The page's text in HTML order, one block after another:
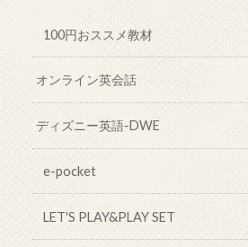
100円おススメ教材
オンライン英会話
ディズニー英語-DWE
e-pocket
LET'S PLAY&PLAY SET